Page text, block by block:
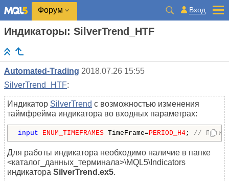
Форум Вход
Индикаторы: SilverTrend_HTF
Automated-Trading 2018.07.26 15:55
SilverTrend_HTF:
Индикатор SilverTrend с возможностью изменения
таймфрейма индикатора во входных параметрах:
input ENUM_TIMEFRAMES TimeFrame=PERIOD_H4; //
Для работы индикатора необходимо наличие в папке
<каталог_данных_терминала>\MQL5\Indicators
индикатора SilverTrend.ex5.